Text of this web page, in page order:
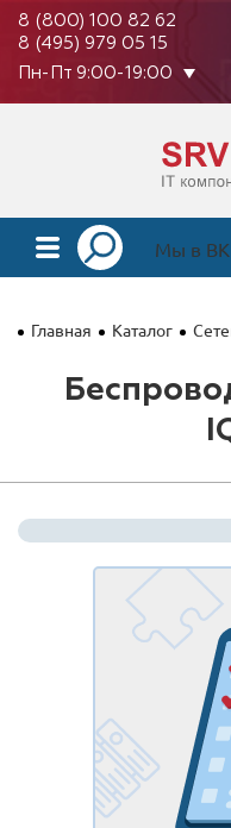
8 (800) 100 82 62
8 (495) 979 05 15
Пн-Пт 9:00-19:00
Мы в ВК
Главная Каталог